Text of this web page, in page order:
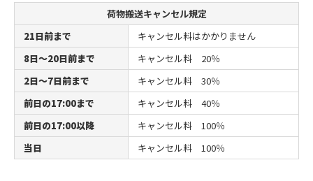
荷物搬送キャンセル規定
21日前まで
キャンセル料はかかりません
8日～20日前まで
キャンセル料 20％
2日～7日前まで
キャンセル料 30％
前日の17:00まで
キャンセル料 40％
前日の17:00以降
キャンセル料 100％
当日
キャンセル料 100％